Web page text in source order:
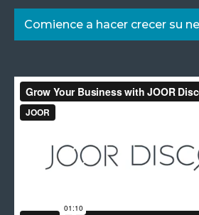
Comience a hacer crecer su